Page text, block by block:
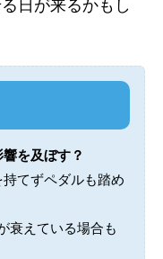
日が来るかもし
を及ぼす？
てずペダルも踏め
衰えている場合も